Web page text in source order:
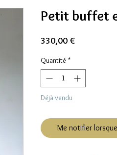
Petit buffet
330,00 €Prix
Quantité *
Déjà vendu
Me notifier